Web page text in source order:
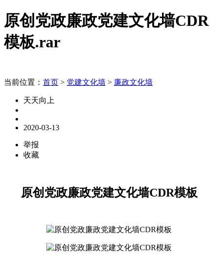
原创党政廉政党建文化墙CDR
模板.rar
当前位置： 首页 > 党建文化墙 > 廉政文化墙
天天向上
2020-03-13
举报
收藏
原创党政廉政党建文化墙CDR模板